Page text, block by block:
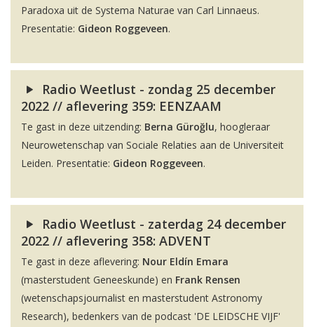
Paradoxa uit de Systema Naturae van Carl Linnaeus.
Presentatie: Gideon Roggeveen.
Radio Weetlust - zondag 25 december
2022 // aflevering 359: EENZAAM
Te gast in deze uitzending: Berna Güroğlu, hoogleraar
Neurowetenschap van Sociale Relaties aan de Universiteit
Leiden. Presentatie: Gideon Roggeveen.
Radio Weetlust - zaterdag 24 december
2022 // aflevering 358: ADVENT
Te gast in deze aflevering: Nour Eldín Emara
(masterstudent Geneeskunde) en Frank Rensen
(wetenschapsjournalist en masterstudent Astronomy
Research), bedenkers van de podcast 'DE LEIDSCHE VIJF'